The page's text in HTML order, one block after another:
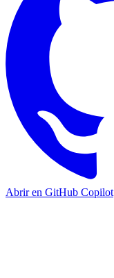
Abrir en GitHub Copilot